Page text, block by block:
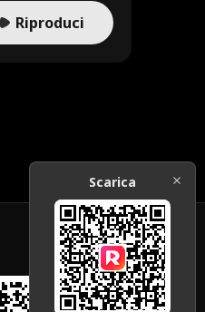
Riproduci
Scarica